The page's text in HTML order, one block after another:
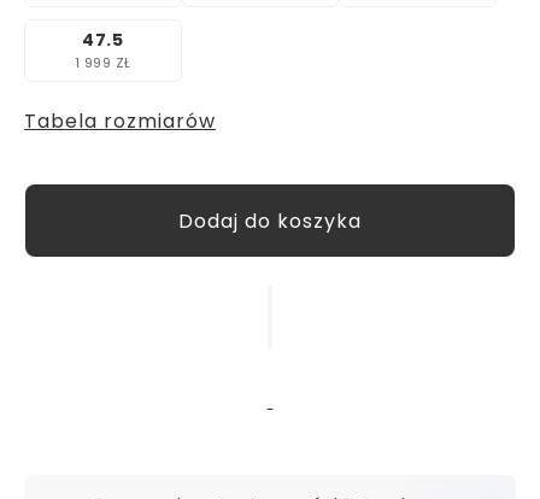
47.5
1 999 ZŁ
Tabela rozmiarów